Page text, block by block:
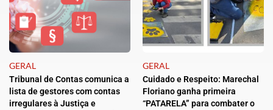
GERAL
Tribunal de Contas comunica a
lista de gestores com contas
irregulares à Justiça e
GERAL
Cuidado e Respeito: Marechal
Floriano ganha primeira
“PATARELA” para combater o